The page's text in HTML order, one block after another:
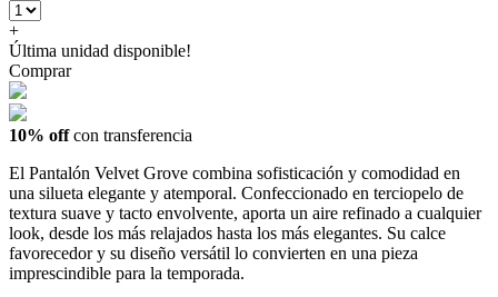
+
Última unidad disponible!
Comprar
10% offcon transferencia
El Pantalón Velvet Grove combina sofisticación y comodidad en
una silueta elegante y atemporal. Confeccionado en terciopelo de
textura suave y tacto envolvente, aporta un aire refinado a cualquier
look, desde los más relajados hasta los más elegantes. Su calce
favorecedor y su diseño versátil lo convierten en una pieza
imprescindible para la temporada.